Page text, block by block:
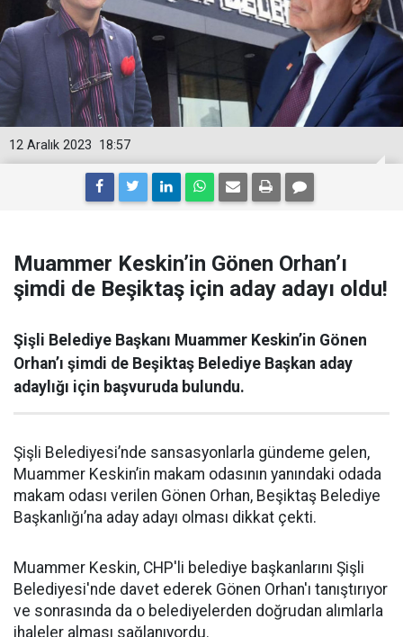
18:57
12 Aralık 2023
Muammer Keskin’in Gönen Orhan’ı
şimdi de Beşiktaş için aday adayı oldu!
Şişli Belediye Başkanı Muammer Keskin’in Gönen
Orhan’ı şimdi de Beşiktaş Belediye Başkan aday
adaylığı için başvuruda bulundu.
Şişli Belediyesi’nde sansasyonlarla gündeme gelen,
Muammer Keskin’in makam odasının yanındaki odada
makam odası verilen Gönen Orhan, Beşiktaş Belediye
Başkanlığı’na aday adayı olması dikkat çekti.
Muammer Keskin, CHP'li belediye başkanlarını Şişli
Belediyesi'nde davet ederek Gönen Orhan'ı tanıştırıyor
ve sonrasında da o belediyelerden doğrudan alımlarla
ihaleler alması sağlanıyordu.